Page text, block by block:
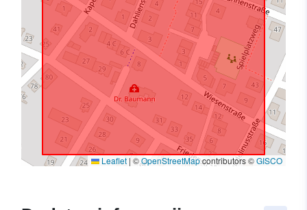
Leaflet | ©OpenStreetMapcontributors ©GISCO